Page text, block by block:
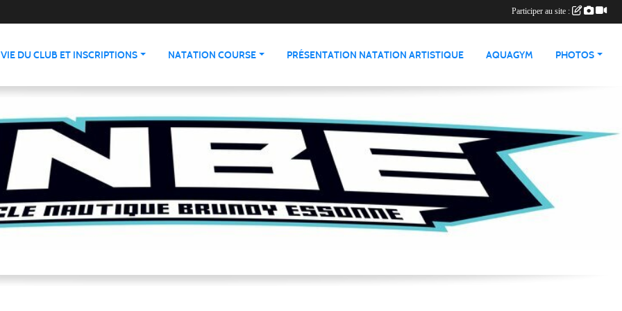
VIE DU CLUB ET INSCRIPTIONS NATATION COURSE PRÉSENTATION NATATION ARTISTIQUE AQUAGYM PHOTOS
Participer au site :